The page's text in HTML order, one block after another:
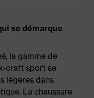
se démarque
la gamme de
craft sport se
légères dans
La chaussure